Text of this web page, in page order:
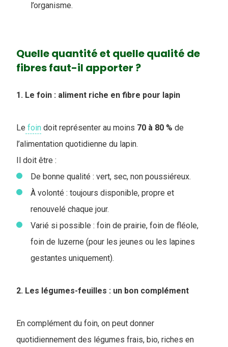
l’organisme.
Quelle quantité et quelle qualité de
fibres faut-il apporter ?
1. Le foin : aliment riche en fibre pour lapin
Le foin doit représenter au moins 70 à 80 % de
l’alimentation quotidienne du lapin.
Il doit être :
De bonne qualité : vert, sec, non poussiéreux.
À volonté : toujours disponible, propre et
renouvelé chaque jour.
Varié si possible : foin de prairie, foin de fléole,
foin de luzerne (pour les jeunes ou les lapines
gestantes uniquement).
2. Les légumes-feuilles : un bon complément
En complément du foin, on peut donner
quotidiennement des légumes frais, bio, riches en